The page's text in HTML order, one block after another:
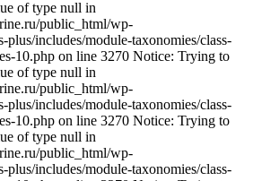
of type null in
public_html/wp-
plus/includes/module-taxonomies/class-
10.php on line 3270 Notice: Trying to
of type null in
public_html/wp-
plus/includes/module-taxonomies/class-
10.php on line 3270 Notice: Trying to
of type null in
public_html/wp-
plus/includes/module-taxonomies/class-